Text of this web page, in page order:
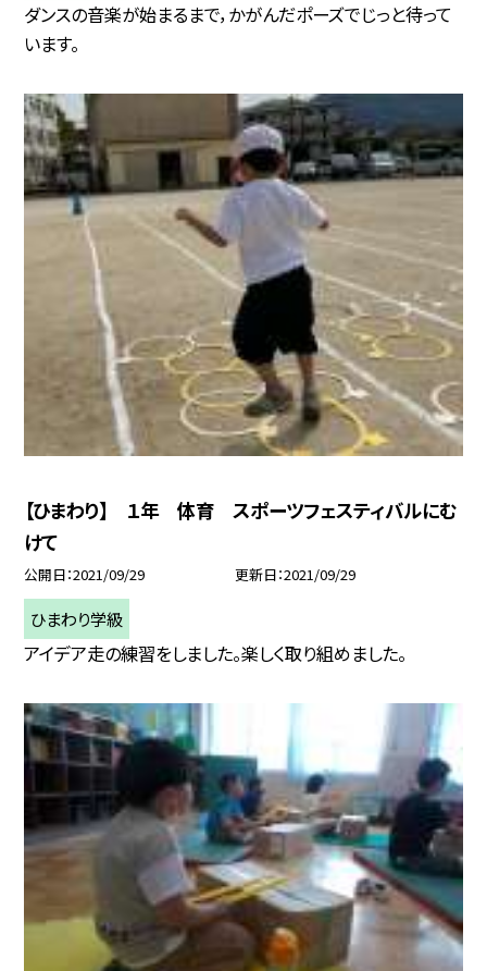
ダンスの音楽が始まるまで，かがんだポーズでじっと待って
います。
【ひまわり】 １年 体育 スポーツフェスティバルにむ
けて
公開日 2021/09/29 更新日 2021/09/29
ひまわり学級
アイデア走の練習をしました。楽しく取り組めました。